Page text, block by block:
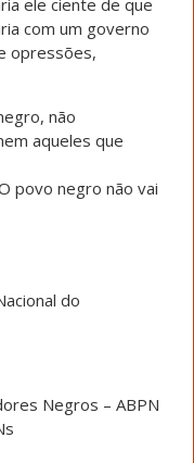
com um governo
opressões,
não
aqueles que
povo negro não vai
do
Negros – ABPN